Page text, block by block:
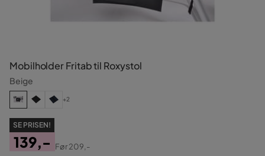
Mobilholder Fritab til Roxystol
Beige
+2
SE PRISEN!
139,-
Før209,-